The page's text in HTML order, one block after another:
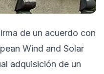
de un acuerdo con
Wind and Solar
adquisición de un